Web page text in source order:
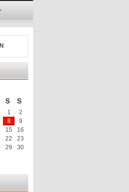
S S
1
2
8
9
15
16
22
23
29
30